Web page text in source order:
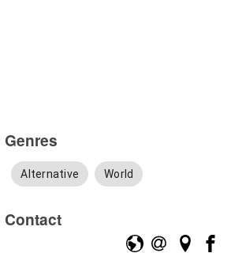
Genres
Alternative World
Contact